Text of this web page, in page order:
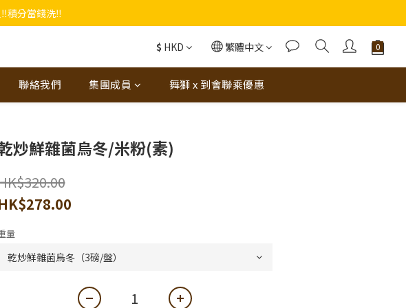
積分當錢洗‼️
積分當錢洗‼️
免費獲贈手工紫蘇雞皮蝦（6串）價值$288‼️
積分當錢洗‼️
$ HKD 繁體中文
聯絡我們 集團成員 舞獅 x 到會聯乘優惠
炒鮮雜菌烏冬/米粉(素)
量